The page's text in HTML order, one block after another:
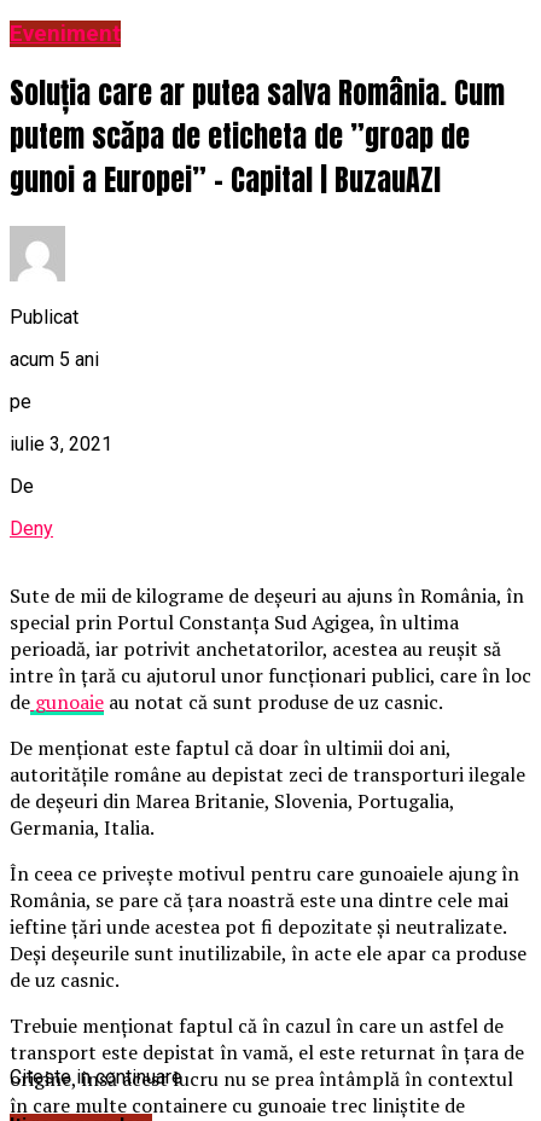
Eveniment
Soluția care ar putea salva România. Cum
putem scăpa de eticheta de ”groap de
gunoi a Europei” – Capital | BuzauAZI
Publicat
acum 5 ani
pe
iulie 3, 2021
De
Deny
Sute de mii de kilograme de deşeuri au ajuns în România, în
special prin Portul Constanţa Sud Agigea, în ultima
perioadă, iar potrivit anchetatorilor, acestea au reușit să
intre în țară cu ajutorul unor funcționari publici, care în loc
de gunoaie au notat că sunt produse de uz casnic.
De menționat este faptul că doar în ultimii doi ani,
autoritățile române au depistat zeci de transporturi ilegale
de deşeuri din Marea Britanie, Slovenia, Portugalia,
Germania, Italia.
În ceea ce privește motivul pentru care gunoaiele ajung în
România, se pare că țara noastră este una dintre cele mai
ieftine ţări unde acestea pot fi depozitate şi neutralizate.
Deși deșeurile sunt inutilizabile, în acte ele apar ca produse
de uz casnic.
Trebuie menționat faptul că în cazul în care un astfel de
transport este depistat în vamă, el este returnat în ţara de
origine, însă acest lucru nu se prea întâmplă în contextul
în care multe containere cu gunoaie trec liniştite de
Citeste in continuare